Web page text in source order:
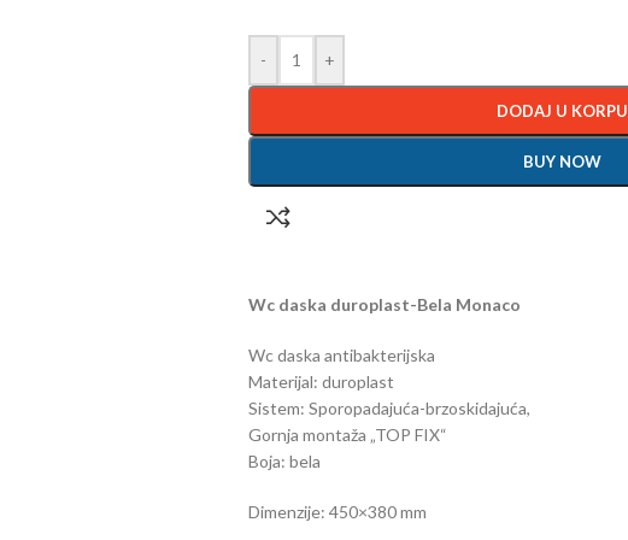
- +
DODAJ U KORPU
BUY NOW
Wc daska duroplast-Bela Monaco
Wc daska antibakterijska
Materijal: duroplast
Sistem: Sporopadajuća-brzoskidajuća,
Gornja montaža „TOP FIX“
Boja: bela
Dimenzije: 450×380 mm